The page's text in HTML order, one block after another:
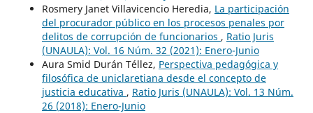
Rosmery Janet Villavicencio Heredia, La participación
del procurador público en los procesos penales por
delitos de corrupción de funcionarios , Ratio Juris
(UNAULA): Vol. 16 Núm. 32 (2021): Enero-Junio
Aura Smid Durán Téllez, Perspectiva pedagógica y
filosófica de uniclaretiana desde el concepto de
justicia educativa , Ratio Juris (UNAULA): Vol. 13 Núm.
26 (2018): Enero-Junio